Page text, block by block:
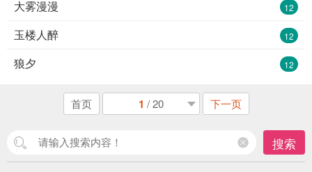
12
大雾漫漫
12
玉楼人醉
12
狼夕
首页 1 / 20 下一页
搜索